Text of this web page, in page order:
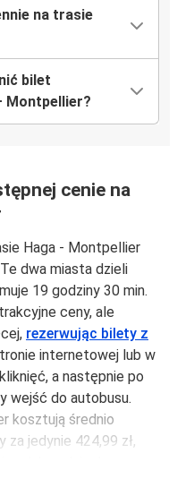
na trasie
bilet
Montpellier?
cenie na
Haga - Montpellier
dwa miasta dzieli
19 godziny 30 min.
ceny, ale
rezerwując bilety z
internetowej lub w
a następnie po
wejść do autobusu.
kosztują średnio
za jedynie 424,99 zł,